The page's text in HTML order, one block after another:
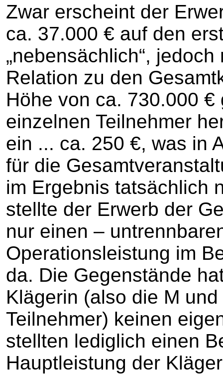
Zwar erscheint der
ca. 37.000 € auf den
„nebensächlich“,
Relation zu den
Höhe von ca. 730.000
einzelnen Teilnehmer
ein ... ca. 250 €, was in
für die
im Ergebnis tatsächlich
stellte der Erwerb der
nur einen –
Operationsleistung im
da. Die Gegenstände
Klägerin (also die M
Teilnehmer) keinen
stellten lediglich einen
Hauptleistung der